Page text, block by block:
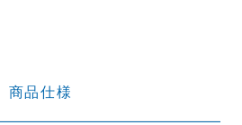
商品仕様